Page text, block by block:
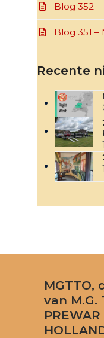
Blog 352 –
Blog 351 –
Recente
MGTTO,
van M.G.